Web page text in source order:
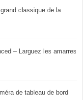
classique de la
– Larguez les amarres
de tableau de bord